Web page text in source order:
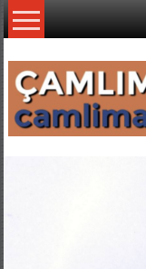
İçeriğe
geç